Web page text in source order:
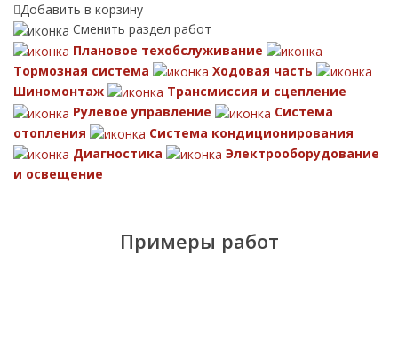
Добавить в корзину
Сменить раздел работ
Плановое техобслуживание
Тормозная система
Ходовая часть
Шиномонтаж
Трансмиссия и сцепление
Рулевое управление
Система
отопления
Система кондиционирования
Диагностика
Электрооборудование
и освещение
Примеры работ